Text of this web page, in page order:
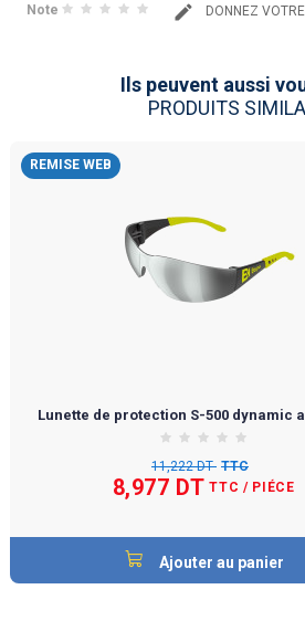
Note DONNEZ
Ils peuvent aussi
PRODUITS
REMISE WEB
Lunette de protection S-500 dynamic
11,222 DT TTC
8,977 DT TTC / PIÉCE
Ajouter au panier